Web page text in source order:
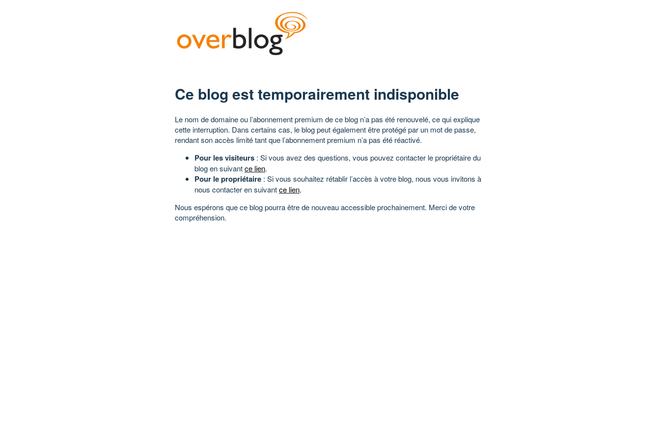
Ce blog est temporairement indisponible
Le nom de domaine ou l’abonnement premium de ce blog n’a pas été renouvelé, ce qui explique
cette interruption. Dans certains cas, le blog peut également être protégé par un mot de passe,
rendant son accès limité tant que l’abonnement premium n’a pas été réactivé.
Pour les visiteurs : Si vous avez des questions, vous pouvez contacter le propriétaire du
blog en suivantce lien.
Pour le propriétaire : Si vous souhaitez rétablir l’accès à votre blog, nous vous invitons à
nous contacter en suivantce lien.
Nous espérons que ce blog pourra être de nouveau accessible prochainement. Merci de votre
compréhension.